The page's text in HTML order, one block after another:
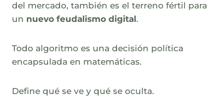
del mercado, también es el terreno fértil para
un nuevo feudalismo digital.
Todo algoritmo es una decisión política
encapsulada en matemáticas.
Define qué se ve y qué se oculta.